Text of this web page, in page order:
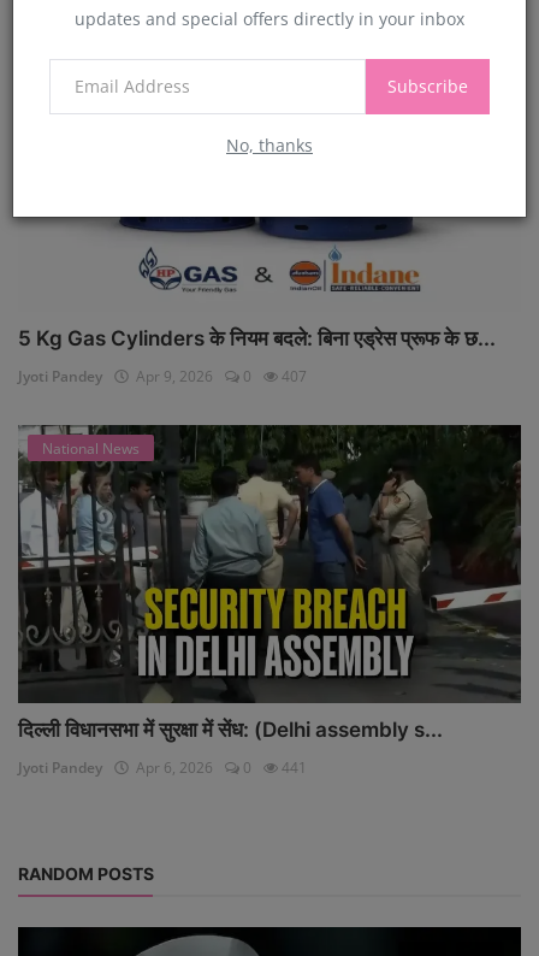
updates and special offers directly in your inbox
Subscribe
No, thanks
National News
5 Kg Gas Cylinders के नियम बदले: बिना एड्रेस प्रूफ के छ...
Jyoti Pandey Apr 9, 2026 0 407
National News
दिल्ली विधानसभा में सुरक्षा में सेंध: (Delhi assembly s...
Jyoti Pandey Apr 6, 2026 0 441
RANDOM POSTS